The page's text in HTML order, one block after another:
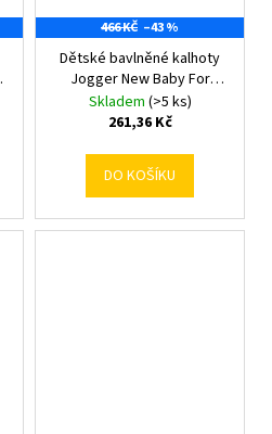
466 KČ –43 %
Dětské bavlněné kalhoty
Jogger New Baby For
Babies safari 56 (0-3m)
Skladem (>5 ks)
261,36 Kč
DO KOŠÍKU